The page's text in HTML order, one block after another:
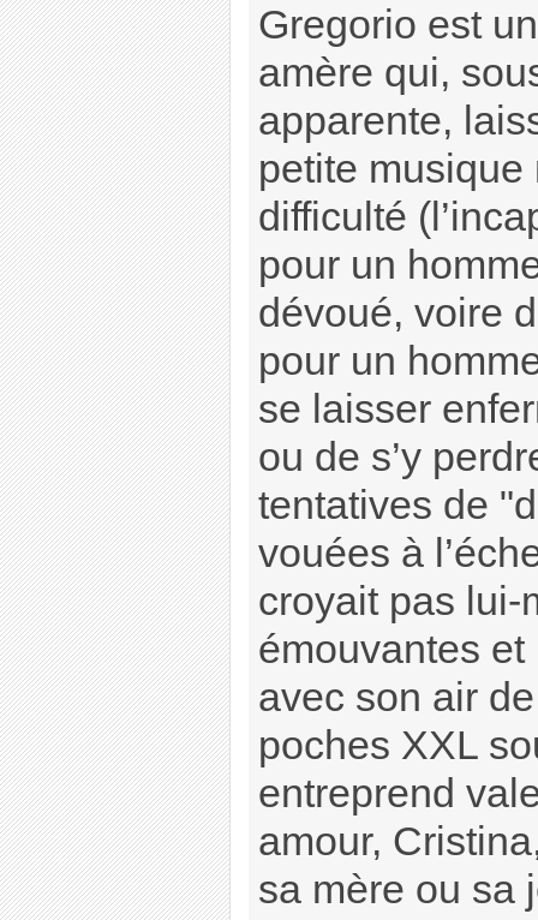
Gregorio est
amère qui,
apparente,
petite
difficulté
pour un
dévoué, voire
pour un
se laisser
ou de s’y
tentatives de
vouées à
croyait pas lui-
émouvantes
avec son air
poches XXL
entreprend
amour,
sa mère ou sa